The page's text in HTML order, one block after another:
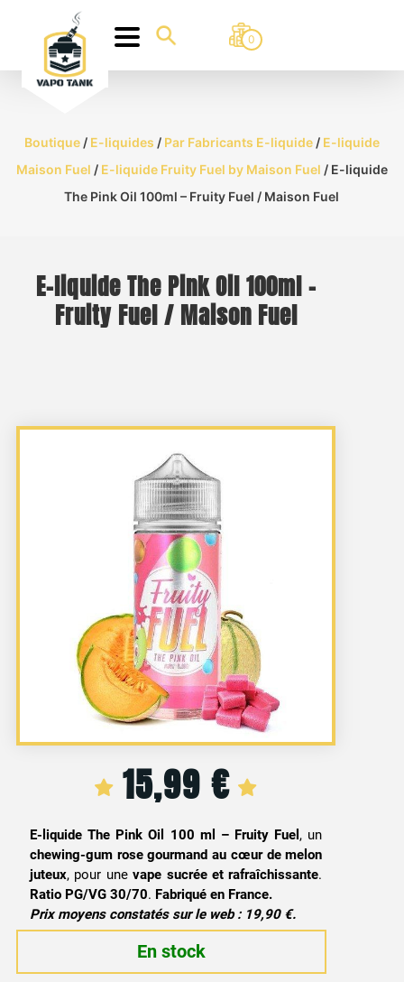
0
Boutique/ E-liquides / Par Fabricants E-liquide/ E-liquide
Maison Fuel / E-liquide Fruity Fuel by Maison Fuel / E-liquide
The Pink Oil 100ml – Fruity Fuel / Maison Fuel
E-liquide The Pink Oil 100ml –
Fruity Fuel / Maison Fuel
15,99 €
E-liquide The Pink Oil 100 ml – Fruity Fuel , un
chewing-gum rose gourmand au cœur de melon
juteux, pour unevape sucrée et rafraîchissante.
Ratio PG/VG 30/70. Fabriqué en France.
Prix moyens constatés sur le web : 19,90 €.
En stock